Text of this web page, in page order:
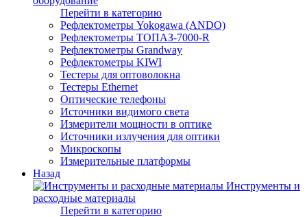
Перейти в категорию
Рефлектометры Yokogawa (ANDO)
Рефлектометры ТОПАЗ-7000-R
Рефлектометры Grandway
Рефлектометры KIWI
Тестеры для оптоволокна
Тестеры Ethernet
Оптические телефоны
Источники видимого света
Измерители мощности в оптике
Источники излучения для оптики
Микроскопы
Измерительные платформы
Назад
Инструменты и
расходные материалы
Перейти в категорию